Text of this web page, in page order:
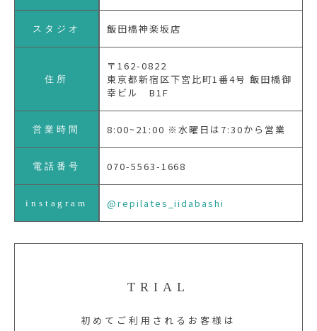
スタジオ 飯田橋神楽坂店
住所
〒162-0822
東京都新宿区下宮比町1番4号 飯田橋御
幸ビル B1F
営業時間 8:00~21:00 ※水曜日は7:30から営業
電話番号 070-5563-1668
instagram @repilates_iidabashi
TRIAL
初めてご利用されるお客様は